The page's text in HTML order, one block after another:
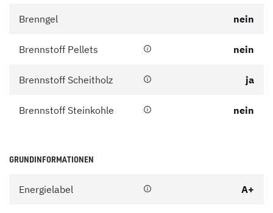
Brenngel nein
Brennstoff Pellets nein
Brennstoff Scheitholz ja
Brennstoff Steinkohle nein
GRUNDINFORMATIONEN
Energielabel A+